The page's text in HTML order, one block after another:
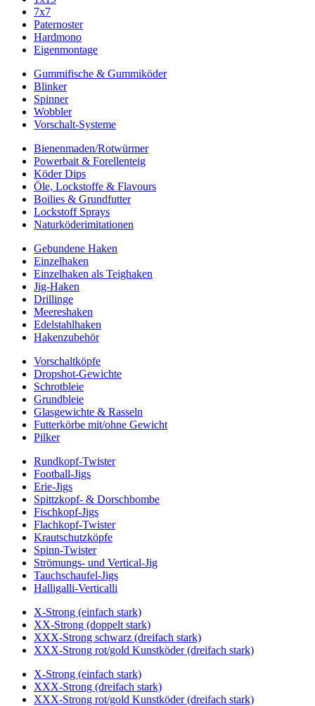
7x7
Paternoster
Hardmono
Eigenmontage
Gummifische & Gummiköder
Blinker
Spinner
Wobbler
Vorschalt-Systeme
Bienenmaden/Rotwürmer
Powerbait & Forellenteig
Köder Dips
Öle, Lockstoffe & Flavours
Boilies & Grundfutter
Lockstoff Sprays
Naturköderimitationen
Gebundene Haken
Einzelhaken
Einzelhaken als Teighaken
Jig-Haken
Drillinge
Meereshaken
Edelstahlhaken
Hakenzubehör
Vorschaltköpfe
Dropshot-Gewichte
Schrotbleie
Grundbleie
Glasgewichte & Rasseln
Futterkörbe mit/ohne Gewicht
Pilker
Rundkopf-Twister
Football-Jigs
Erie-Jigs
Spittzkopf- & Dorschbombe
Fischkopf-Jigs
Flachkopf-Twister
Krautschutzköpfe
Spinn-Twister
Strömungs- und Vertical-Jig
Tauchschaufel-Jigs
Halligalli-Verticalli
X-Strong (einfach stark)
XX-Strong (doppelt stark)
XXX-Strong schwarz (dreifach stark)
XXX-Strong rot/gold Kunstköder (dreifach stark)
X-Strong (einfach stark)
XXX-Strong (dreifach stark)
XXX-Strong rot/gold Kunstköder (dreifach stark)